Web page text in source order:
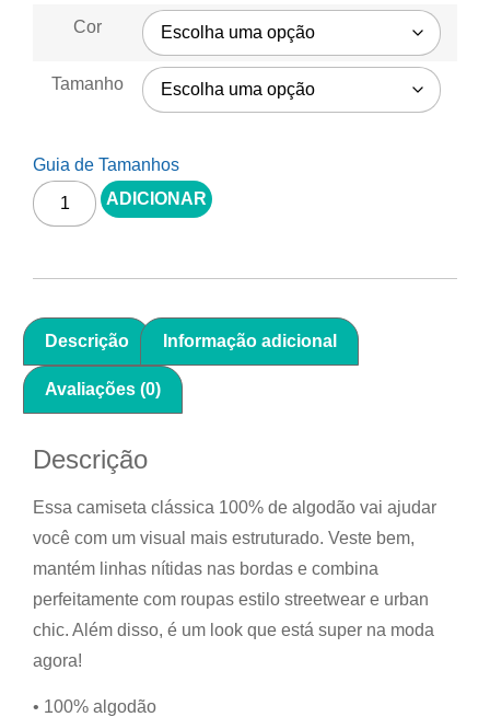
Cor
Tamanho
Guia de Tamanhos
ADICIONAR
Descrição Informação adicional
Avaliações (0)
Descrição
Essa camiseta clássica 100% de algodão vai ajudar
você com um visual mais estruturado. Veste bem,
mantém linhas nítidas nas bordas e combina
perfeitamente com roupas estilo streetwear e urban
chic. Além disso, é um look que está super na moda
agora!
• 100% algodão